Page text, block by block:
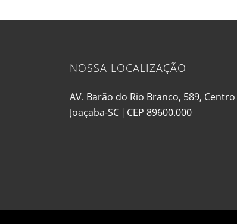
NOSSA LOCALIZAÇÃO
AV. Barão do Rio Branco, 589, Centro
Joaçaba-SC |CEP 89600.000